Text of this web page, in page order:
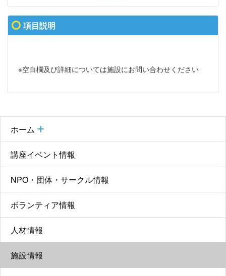
ホーム
講座イベント情報
NPO・団体・サークル情報
ボランティア情報
人材情報
施設情報
項目説明
※空白欄及び詳細については施設にお問い合わせください